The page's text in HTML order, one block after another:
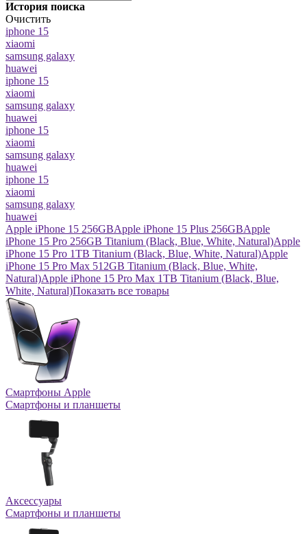
История поиска
Очистить
iphone 15
xiaomi
samsung galaxy
huawei
iphone 15
xiaomi
samsung galaxy
huawei
iphone 15
xiaomi
samsung galaxy
huawei
iphone 15
xiaomi
samsung galaxy
huawei
Apple iPhone 15 256GBApple iPhone 15 Plus 256GBApple
iPhone 15 Pro 256GB Titanium (Black, Blue, White, Natural)Apple
iPhone 15 Pro 1TB Titanium (Black, Blue, White, Natural)Apple
iPhone 15 Pro Max 512GB Titanium (Black, Blue, White,
Natural)Apple iPhone 15 Pro Max 1TB Titanium (Black, Blue,
White, Natural)Показать все товары
Смартфоны Apple
Смартфоны и планшеты
Аксессуары
Смартфоны и планшеты